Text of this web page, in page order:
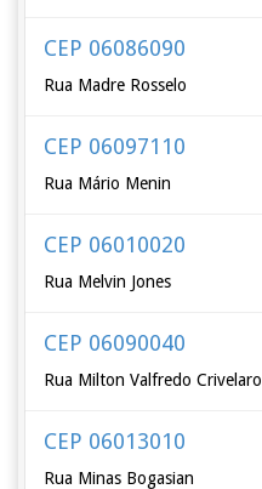
CEP 06086090
Rua Madre Rosselo
CEP 06097110
Rua Mário Menin
CEP 06010020
Rua Melvin Jones
CEP 06090040
Rua Milton Valfredo Crivelaro
CEP 06013010
Rua Minas Bogasian